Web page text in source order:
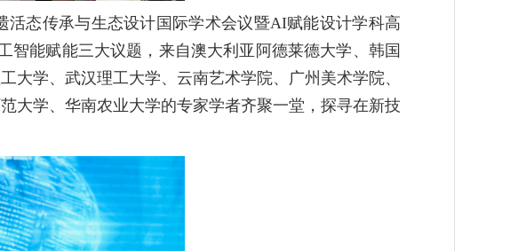
活态传承与生态设计国际学术会议暨AI赋能设计学科高
智能赋能三大议题，来自澳大利亚阿德莱德大学、韩国
大学、武汉理工大学、云南艺术学院、广州美术学院、
大学、华南农业大学的专家学者齐聚一堂，探寻在新技